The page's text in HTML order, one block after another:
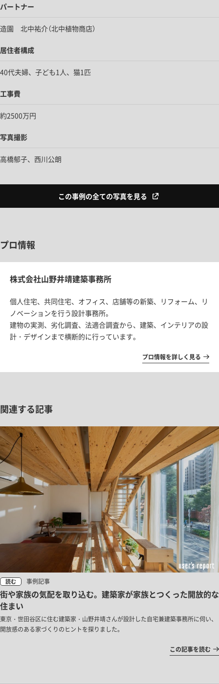
パートナー
造園 北中祐介（北中植物商店）
居住者構成
40代夫婦、子ども1人、猫1匹
工事費
約2500万円
写真撮影
高橋郁子、西川公朗
この事例の全ての写真を見る
プロ情報
株式会社山野井靖建築事務所
個人住宅、共同住宅、オフィス、店舗等の新築、リフォーム、リ
ノベーションを行う設計事務所。
建物の実測、劣化調査、法適合調査から、建築、インテリアの設
計・デザインまで横断的に行っています。
プロ情報を詳しく見る
関連する記事
読む 事例記事
街や家族の気配を取り込む。建築家が家族とつくった開放的な
住まい
東京・世田谷区に住む建築家・山野井靖さんが設計した自宅兼建築事務所に伺い、
開放感のある家づくりのヒントを探りました。
この記事を読む